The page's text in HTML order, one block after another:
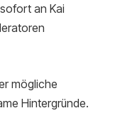
an Kai
mögliche
Hintergründe.